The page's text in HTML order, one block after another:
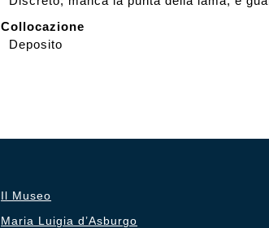
Collocazione
Deposito
Il Museo
Maria Luigia d’Asburgo